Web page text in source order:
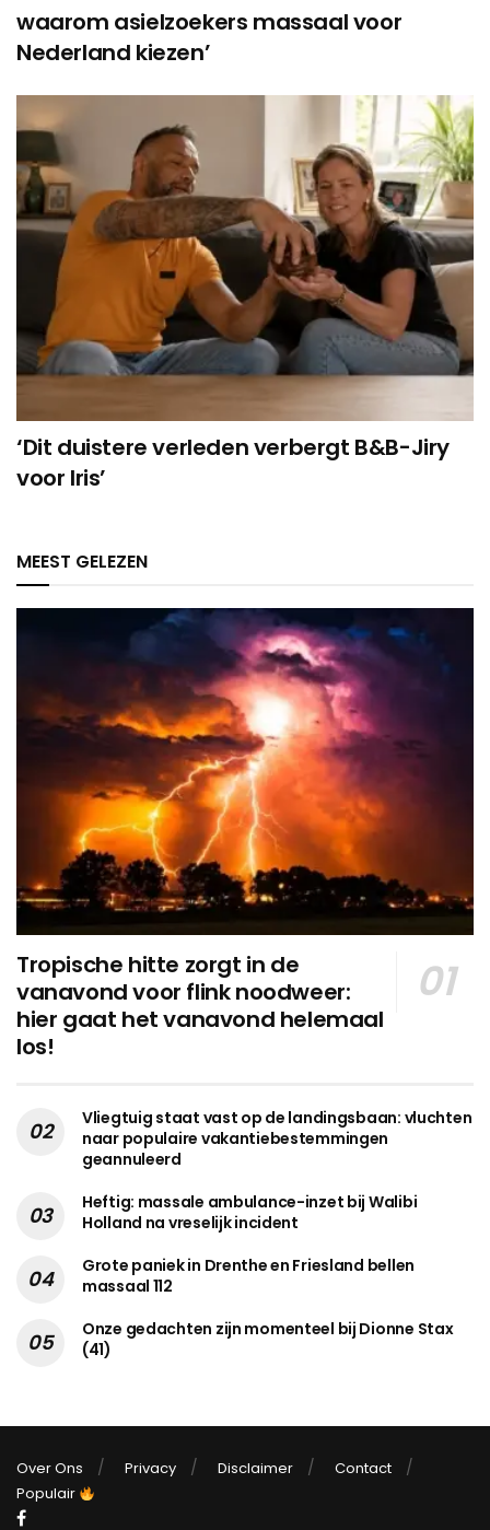
waarom asielzoekers massaal voor
Nederland kiezen’
‘Dit duistere verleden verbergt B&B-Jiry
voor Iris’
MEEST GELEZEN
Tropische hitte zorgt in de
vanavond voor flink noodweer:
hier gaat het vanavond helemaal
los!
Vliegtuig staat vast op de landingsbaan: vluchten
naar populaire vakantiebestemmingen
geannuleerd
Heftig: massale ambulance-inzet bij Walibi
Holland na vreselijk incident
Grote paniek in Drenthe en Friesland bellen
massaal 112
Onze gedachten zijn momenteel bij Dionne Stax
(41)
Over Ons Privacy Disclaimer
Contact
Populair